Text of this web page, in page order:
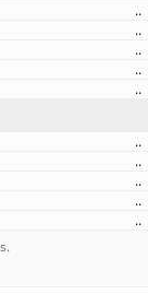
..
..
..
..
..
..
..
..
..
..